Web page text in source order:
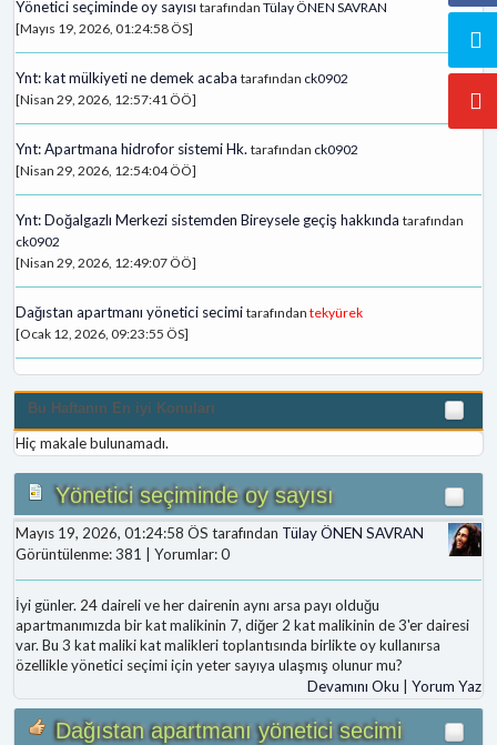
Yönetici seçiminde oy sayısı tarafından Tülay ÖNEN SAVRAN
[Mayıs 19, 2026, 01:24:58 ÖS]
Ynt: kat mülkiyeti ne demek acaba tarafından ck0902
[Nisan 29, 2026, 12:57:41 ÖÖ]
Ynt: Apartmana hidrofor sistemi Hk. tarafından ck0902
[Nisan 29, 2026, 12:54:04 ÖÖ]
Ynt: Doğalgazlı Merkezi sistemden Bireysele geçiş hakkında tarafından
ck0902
[Nisan 29, 2026, 12:49:07 ÖÖ]
Dağıstan apartmanı yönetici secimi tarafından tekyürek
[Ocak 12, 2026, 09:23:55 ÖS]
Bu Haftanın En iyi Konuları
Hiç makale bulunamadı.
Yönetici seçiminde oy sayısı
Mayıs 19, 2026, 01:24:58 ÖS tarafından Tülay ÖNEN SAVRAN
Görüntülenme: 381 | Yorumlar: 0
İyi günler. 24 daireli ve her dairenin aynı arsa payı olduğu
apartmanımızda bir kat malikinin 7, diğer 2 kat malikinin de 3'er dairesi
var. Bu 3 kat maliki kat malikleri toplantısında birlikte oy kullanırsa
özellikle yönetici seçimi için yeter sayıya ulaşmış olunur mu?
Devamını Oku
Yorum Yaz
Dağıstan apartmanı yönetici secimi